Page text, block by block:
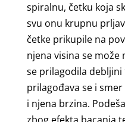
spiralnu, četku koja
svu onu krupnu
četke prikupile na
njena visina se
se prilagodila debljini
prilagođava se i
i njena brzina.